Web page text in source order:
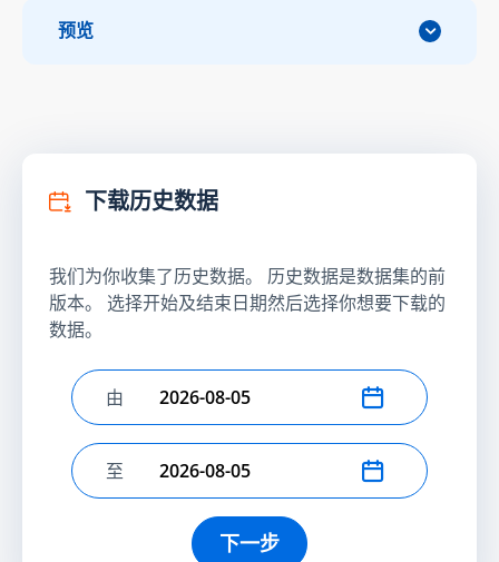
预览
下载历史数据
我们为你收集了历史数据。 历史数据是数据集的前
版本。 选择开始及结束日期然后选择你想要下载的
数据。
选择开始日期
由
选择结束日期
至
下一步